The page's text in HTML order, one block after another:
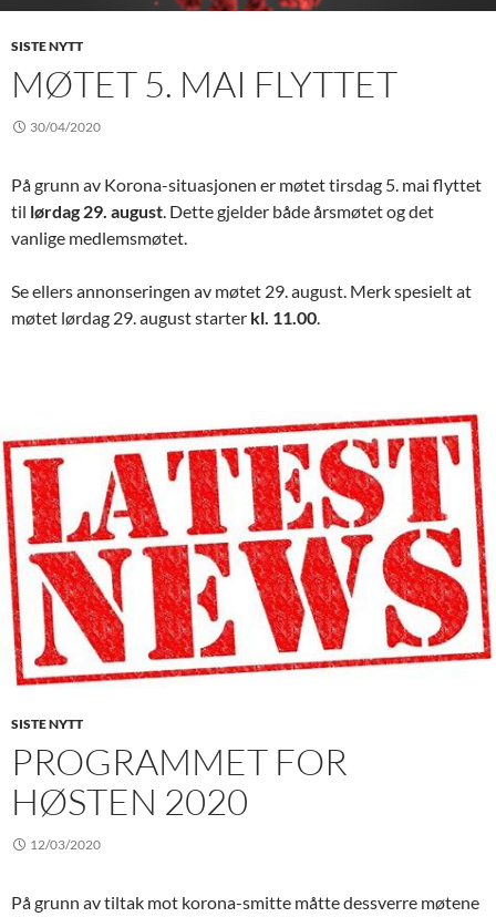
SISTE NYTT
MØTET 5. MAI FLYTTET
30/04/2020
På grunn av Korona-situasjonen er møtet tirsdag 5. mai flyttet
til lørdag 29. august. Dette gjelder både årsmøtet og det
vanlige medlemsmøtet.
Se ellers annonseringen av møtet 29. august. Merk spesielt at
møtet lørdag 29. august starter kl. 11.00.
SISTE NYTT
PROGRAMMET FOR
HØSTEN 2020
12/03/2020
På grunn av tiltak mot korona-smitte måtte dessverre møtene